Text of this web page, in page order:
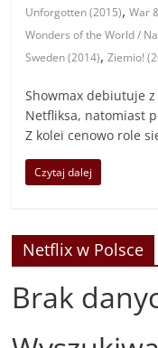
Unforgotten (2015),War
Wonders of the World /
Sweden (2014),Ziemio!
Showmax debiutuje
Netfliksa, natomiast
Z kolei cenowo role
Czytaj dalej
Netflix w Polsce
Brak